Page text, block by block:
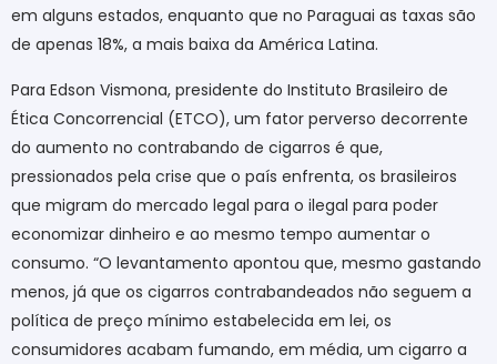
em alguns estados, enquanto que no Paraguai as taxas são
de apenas 18%, a mais baixa da América Latina.
Para Edson Vismona, presidente do Instituto Brasileiro de
Ética Concorrencial (ETCO), um fator perverso decorrente
do aumento no contrabando de cigarros é que,
pressionados pela crise que o país enfrenta, os brasileiros
que migram do mercado legal para o ilegal para poder
economizar dinheiro e ao mesmo tempo aumentar o
consumo. “O levantamento apontou que, mesmo gastando
menos, já que os cigarros contrabandeados não seguem a
política de preço mínimo estabelecida em lei, os
consumidores acabam fumando, em média, um cigarro a